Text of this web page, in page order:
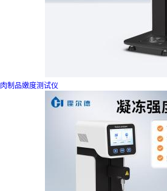
肉制品嫩度测试仪